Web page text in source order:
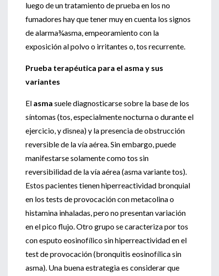
luego de un tratamiento de prueba en los no
fumadores hay que tener muy en cuenta los signos
de alarma¾asma, empeoramiento con la
exposición al polvo o irritantes o, tos recurrente.
Prueba terapéutica para el asma y sus
variantes
El asma suele diagnosticarse sobre la base de los
síntomas (tos, especialmente nocturna o durante el
ejercicio, y disnea) y la presencia de obstrucción
reversible de la vía aérea. Sin embargo, puede
manifestarse solamente como tos sin
reversibilidad de la vía aérea (asma variante tos).
Estos pacientes tienen hiperreactividad bronquial
en los tests de provocación con metacolina o
histamina inhaladas, pero no presentan variación
en el pico flujo. Otro grupo se caracteriza por tos
con esputo eosinofílico sin hiperreactividad en el
test de provocación (bronquitis eosinofílica sin
asma). Una buena estrategia es considerar que